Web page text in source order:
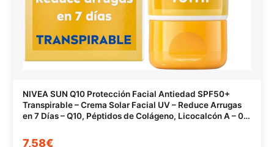
NIVEA SUN Q10 Protección Facial Antiedad SPF50+
Transpirable – Crema Solar Facial UV – Reduce Arrugas
en 7 Días – Q10, Péptidos de Colágeno, Licocalcón A – 0%
7,58€